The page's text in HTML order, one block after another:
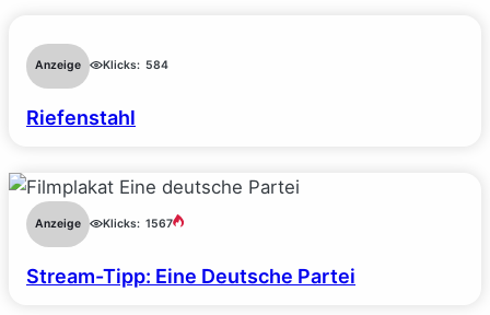
Anzeige Klicks: 584
Riefenstahl
Anzeige Klicks: 1567
Stream-Tipp: Eine Deutsche Partei